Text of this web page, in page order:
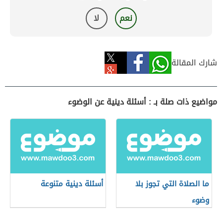
نعم لا
شارك المقالة
مواضيع ذات صلة بـ : أسئلة دينية عن الوضوء
ما الصلاة التي تجوز بلا
وضوء
أسئلة دينية متنوعة